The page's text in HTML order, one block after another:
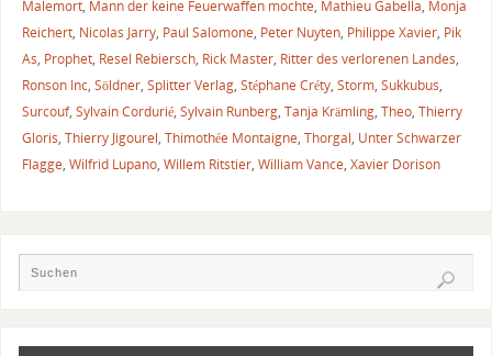
Malemort, Mann der keine Feuerwaffen mochte, Mathieu Gabella, Monja
Reichert, Nicolas Jarry, Paul Salomone, Peter Nuyten, Philippe Xavier, Pik
As, Prophet, Resel Rebiersch, Rick Master, Ritter des verlorenen Landes,
Ronson Inc, Söldner, Splitter Verlag, Stéphane Créty, Storm, Sukkubus,
Surcouf, Sylvain Cordurié, Sylvain Runberg, Tanja Krämling, Theo, Thierry
Gloris, Thierry Jigourel, Thimothée Montaigne, Thorgal, Unter Schwarzer
Flagge, Wilfrid Lupano, Willem Ritstier, William Vance, Xavier Dorison